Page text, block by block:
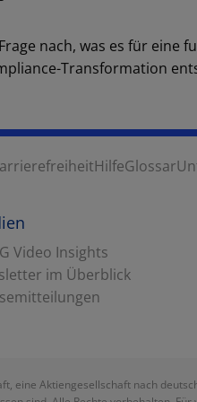
nach, was es für
Transformation
HilfeGlossar
Video Insights
im Überblick
eine Aktiengesellschaft nach